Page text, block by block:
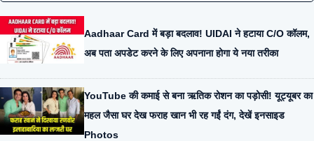
Aadhaar Card में बड़ा बदलाव! UIDAI ने हटाया C/O कॉलम,
अब पता अपडेट करने के लिए अपनाना होगा ये नया तरीका
YouTube की कमाई से बना ऋतिक रोशन का पड़ोसी! यूट्यूबर का
महल जैसा घर देख फराह खान भी रह गईं दंग, देखें इनसाइड
Photos